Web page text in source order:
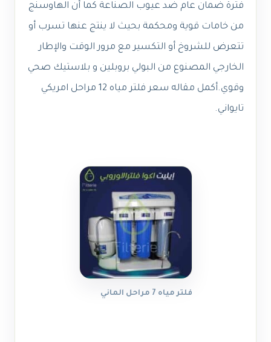
فترة ضمان عام ضد عيوب الصناعة كما أن الهاوسنج
من خامات قوية ومحكمة بحيث لا ينتج عنها تسرب أو
تتعرض للشروخ أو التكسير مع مرور الوقت والإطار
الخارجي المصنوع من البولي بروبلين و بلاستيك صحي
وقوي.أكمل مقاله
سعر فلتر مياه 12 مراحل امريكي
تايواني.
فلتر مياه 7 مراحل الماني